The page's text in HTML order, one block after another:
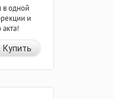
в одной
и
Купить